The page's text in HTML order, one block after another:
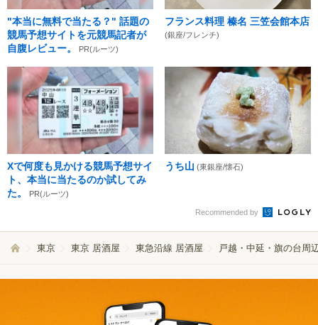
"本当に無料で当たる？" 話題の
競馬予想サイトを元競馬記者が
自腹レビュー。
PR(ルーツ)
フランス料理 榛名 三笠会館本店
(銀座/フレンチ)
Xで何度も見かける競馬予想サイ
ト、本当に当たるのか試してみ
た。
PR(ルーツ)
うち山 (東銀座/懐石)
Recommended by
東京 東京 居酒屋 東急沿線 居酒屋 戸越・中延・旗の台周